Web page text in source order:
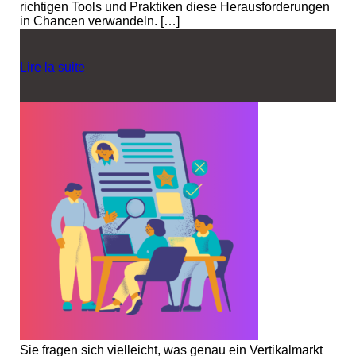
richtigen Tools und Praktiken diese Herausforderungen
in Chancen verwandeln. […]
Lire la suite
Sie fragen sich vielleicht, was genau ein Vertikalmarkt